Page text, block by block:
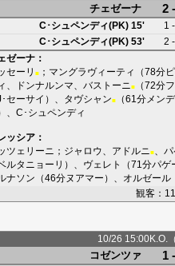
チェゼーナ 2
C･シュペンディ(PK) 15'
1
C･シュペンディ(PK) 53'
2
ゼーナ ：
セーリ ■ ； マングラヴィーティ （78分
ドンナルンマ バストーニ ■ （72分
セーサイ ）、 タヴシャン■ （61分 メン
、 C･シュペンディ
ッシア ：
ツェリーニ ； ジャロウ アドルニ ■ パ
ルタニョーリ ）、 ヴェレト （71分パゲ
ナソン （46分ヌアマー ）、 オルゼール
観客：
10/26 15:00K.O.
コゼンツァ 1